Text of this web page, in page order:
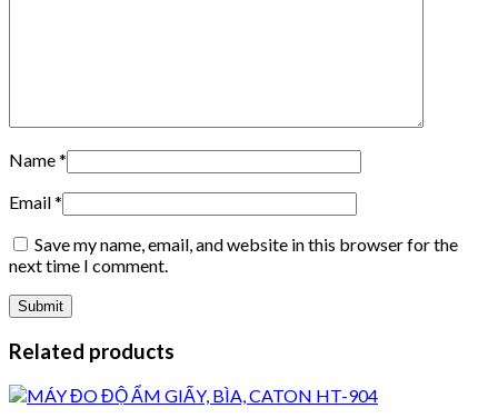
Name*
Email*
Save my name, email, and website in this browser for the
next time I comment.
Related products